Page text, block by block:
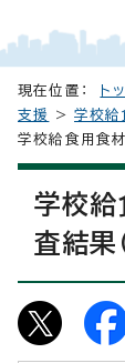
現在位置： ト
支援
>学校給
学校給食用食
学校給
査結果